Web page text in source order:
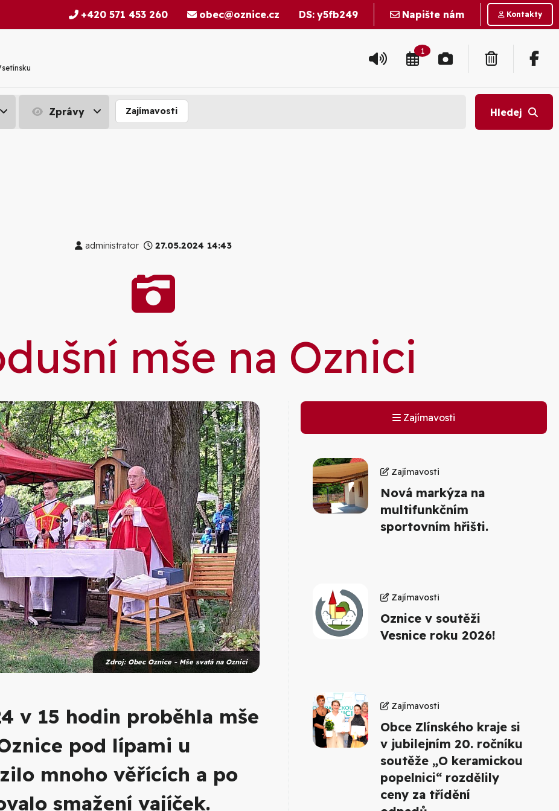
+420 571 453 260 obec@oznice.cz DS: y5fb249 Napište nám Kontakty
1
Zprávy Zajímavosti Hledej
administrator 27.05.2024 14:43
Galerie
mše na Oznici
Zdroj: Obec Oznice - Mše svatá na Oznici
v 15 hodin proběhla mše
pod lípami u
mnoho věřících a po
smažení vajíček.
Zajímavosti
Zajímavosti
Nová markýza na
multifunkčním
sportovním hřišti.
Zajímavosti
Oznice v soutěži
Vesnice roku 2026!
Zajímavosti
Obce Zlínského kraje si
v jubilejním 20. ročníku
soutěže „O keramickou
popelnici“ rozdělily
ceny za třídění